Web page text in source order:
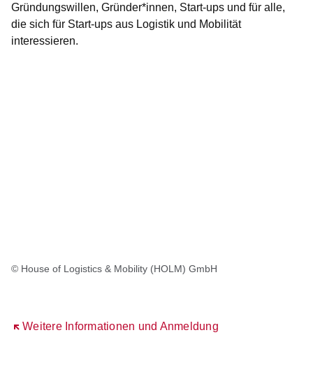
Gründungswillen, Gründer*innen, Start-ups und für alle,
die sich für Start-ups aus Logistik und Mobilität
interessieren.
© House of Logistics & Mobility (HOLM) GmbH
Weitere Informationen und Anmeldung
Öffnet sich in einem neuen Fenster